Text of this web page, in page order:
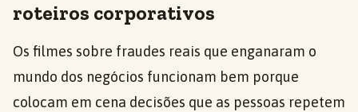
roteiros corporativos
Os filmes sobre fraudes reais que enganaram o
mundo dos negócios funcionam bem porque
colocam em cena decisões que as pessoas repetem